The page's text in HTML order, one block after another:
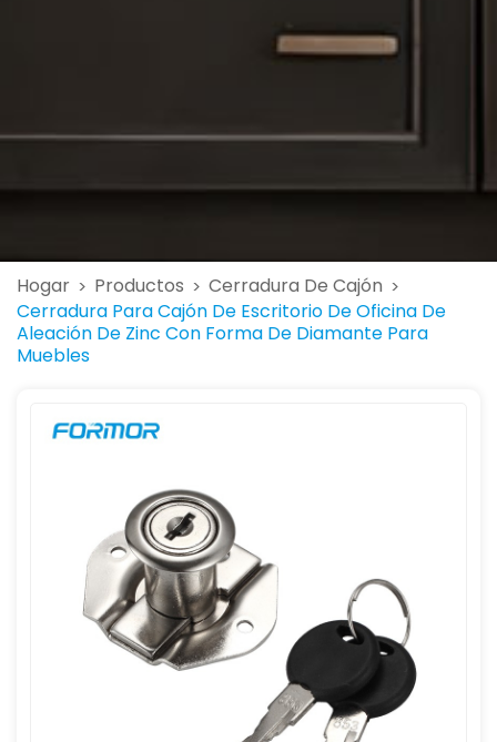
Hogar > Productos > Cerradura De Cajón >
Cerradura Para Cajón De Escritorio De Oficina De
Aleación De Zinc Con Forma De Diamante Para
Muebles